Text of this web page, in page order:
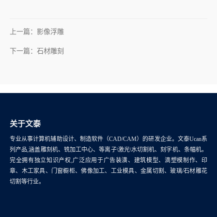
上一篇：影像浮雕
下一篇：石材雕刻
关于文泰
专业从事计算机辅助设计、制造软件（CAD/CAM）的研发企业。文泰Ucan系
列产品,涵盖雕刻机、铣加工中心、等离子\激光\水切割机、刻字机、条幅机。
完全拥有独立知识产权,广泛应用于广告装潢、建筑模型、滴塑模制作、印
章、木工家具、门窗橱柜、佛像加工、工业模具、金属切割、玻璃/石材雕花
切割等行业。